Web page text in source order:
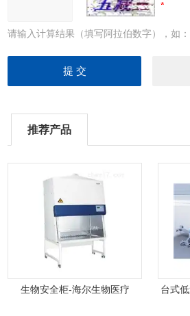
请输入计算结果（填写阿拉伯数字），如
推荐产品
生物安全柜-海尔生物医疗
台式